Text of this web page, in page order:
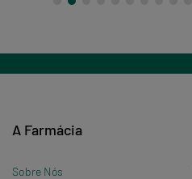
A Farmácia
Sobre Nós